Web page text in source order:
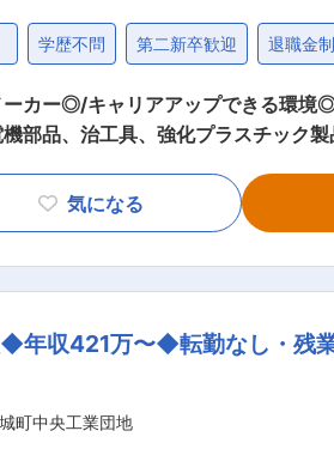
学歴不問 第二新卒歓迎 退職金
リアアップできる環境◎/家族手当・資格手当
部品、治工具、強化プラスチック
た、成形用金型の保守・点検・修理およ
の範囲：会社の定める業務
気になる
◆年収421万〜◆転勤なし・
町中央工業団地